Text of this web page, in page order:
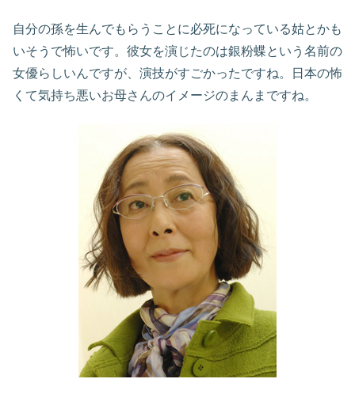
自分の孫を生んでもらうことに必死になっている姑とかも
いそうで怖いです。彼女を演じたのは銀粉蝶という名前の
女優らしいんですが、演技がすごかったですね。日本の怖
くて気持ち悪いお母さんのイメージのまんまですね。